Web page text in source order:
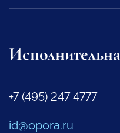
+7 (495) 247 4777
id@opora.ru